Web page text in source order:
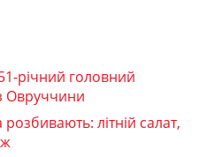
річний головний
Овруччини
літній салат,